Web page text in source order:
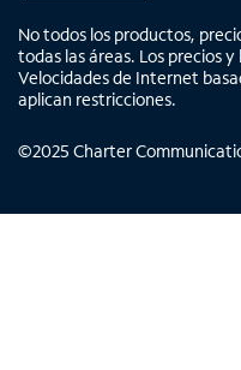
No todos los productos,
todas las áreas. Los precios
Velocidades de Internet
aplican restricciones.
©2025 Charter